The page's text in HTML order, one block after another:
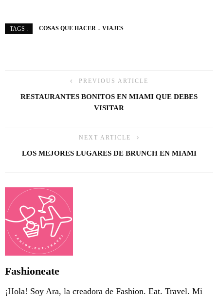
TAGS : COSAS QUE HACER VIAJES
PREVIOUS ARTICLE
RESTAURANTES BONITOS EN MIAMI QUE DEBES
VISITAR
NEXT ARTICLE
LOS MEJORES LUGARES DE BRUNCH EN MIAMI
Fashioneate
¡Hola! Soy Ara, la creadora de Fashion. Eat. Travel. Mi